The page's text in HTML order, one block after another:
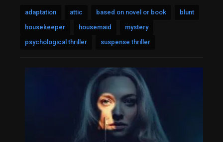
adaptation attic based on novel or book
blunt
housekeeper
housemaid
mystery
psychological thriller
suspense thriller